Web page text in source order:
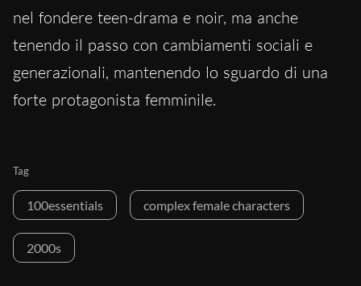
nel fondere teen-drama e noir, ma anche
tenendo il passo con cambiamenti sociali e
generazionali, mantenendo lo sguardo di una
forte protagonista femminile.
Tag
100essentials complex female characters
2000s